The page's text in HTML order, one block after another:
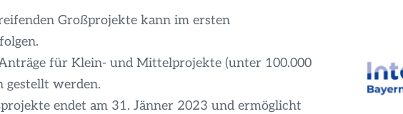
Großprojekte kann im ersten
für Klein- und Mittelprojekte (unter 100.000
gestellt werden.
endet am 31. Jänner 2023 und ermöglicht